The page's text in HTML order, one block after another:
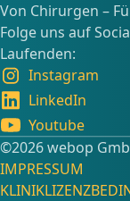
Von Chirurgen –
Folge uns auf
Laufenden:
Instagram
LinkedIn
Youtube
©️2026 webop
IMPRESSUM